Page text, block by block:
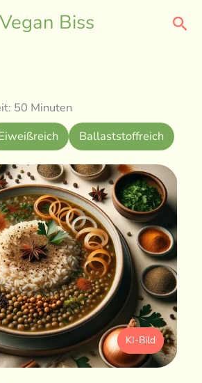
Vegan Biss
50 Minuten
Ballaststoffreich
KI-Bild